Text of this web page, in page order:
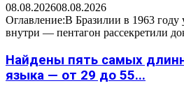
08.08.202608.08.2026
Оглавление:В Бразилии в 1963 году
внутри — пентагон рассекретили
Найдены пять самых
языка — от 29 до 55...